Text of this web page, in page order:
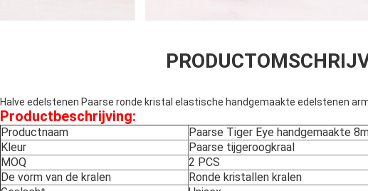
Halve edelstenen Paarse ronde kristal elastische handgemaakte edelstenen
Productbeschrijving:
Productnaam
Paarse Tiger Eye handgemaakte
Kleur
Paarse tijgeroogkraal
MOQ
2 PCS
De vorm van de kralen
Ronde kristallen kralen